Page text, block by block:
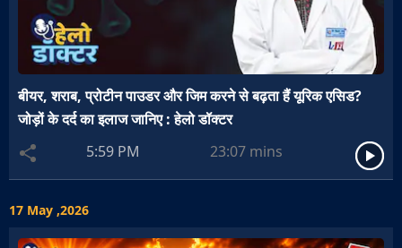
बीयर, शराब, प्रोटीन पाउडर और जिम करने से बढ़ता हैं यूरिक एसिड?
जोड़ों के दर्द का इलाज जानिए : हेलो डॉक्टर
5:59 PM
23:07 mins
17 May ,2026